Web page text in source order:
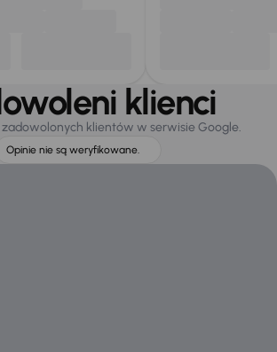
klienci
klientów w serwisie Google.
Opinie nie są weryfikowane.